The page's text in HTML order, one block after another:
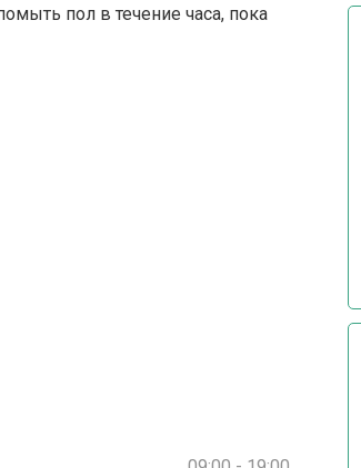
пол в течение часа, пока